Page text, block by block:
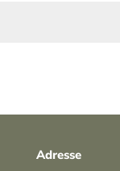
Adresse